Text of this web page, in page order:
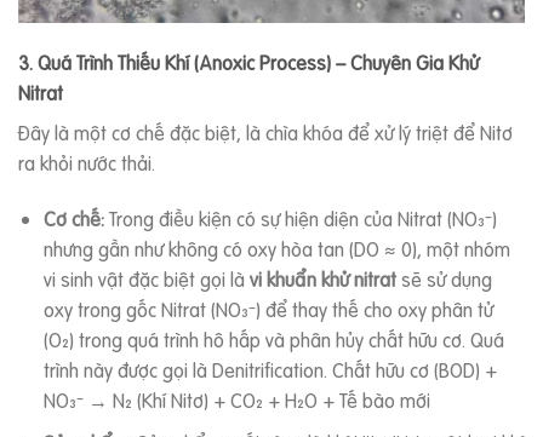
3. Quá Trình Thiếu Khí (Anoxic Process) – Chuyên Gia Khử
Nitrat
Đây là một cơ chế đặc biệt, là chìa khóa để xử lý triệt để Nitơ
ra khỏi nước thải.
Cơ chế:Trong điều kiện có sự hiện diện của Nitrat (NO₃⁻)
nhưng gần như không có oxy hòa tan (DO ≈ 0), một nhóm
vi sinh vật đặc biệt gọi là vi khuẩn khử nitratsẽ sử dụng
oxy trong gốc Nitrat (NO₃⁻) để thay thế cho oxy phân tử
(O₂) trong quá trình hô hấp và phân hủy chất hữu cơ. Quá
trình này được gọi là Denitrification. Chất hữu cơ (BOD) +
NO₃⁻ → N₂ (Khí Nitơ) + CO₂ + H₂O + Tế bào mới